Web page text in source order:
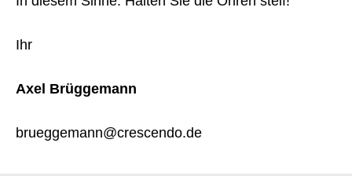
Ihr
Axel Brüggemann
brueggemann@crescendo.de